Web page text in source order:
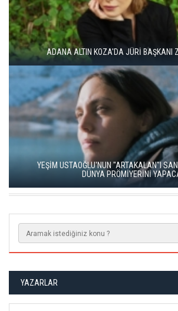
ADANA ALTIN KOZA'DA JÜRİ BAŞKANI
YEŞİM USTAOĞLU'NUN "ARTAKALAN"I
DÜNYA PRÖMİYERİNİ
YAZARLAR